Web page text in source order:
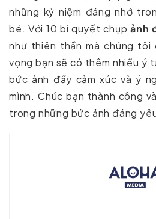
những kỷ niệm đáng nhớ
bé. Với 10 bí quyết chụpảnh
như thiên thần mà chúng
vọng bạn sẽ có thêm nhiều ý
bức ảnh đầy cảm xúc và ý
mình. Chúc bạn thành công
trong những bức ảnh đáng